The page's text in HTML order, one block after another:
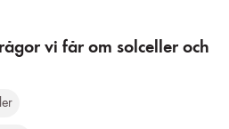
vi får om solceller och